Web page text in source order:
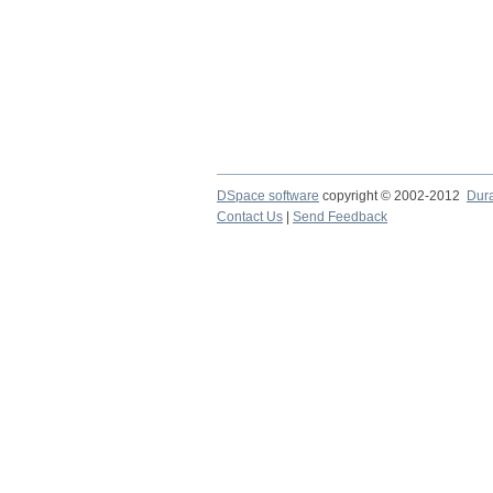
DSpace software copyright © 2002-2012
Contact Us
Send Feedback